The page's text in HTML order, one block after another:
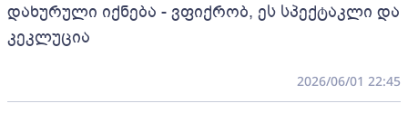
დახურული იქნება - ვფიქრობ, ეს სპექტაკლი და
კეკლუცია
2026/06/01 22:45